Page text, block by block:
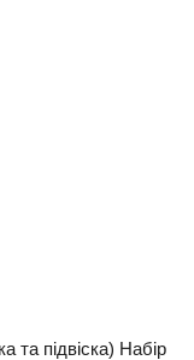
та підвіска) Набір